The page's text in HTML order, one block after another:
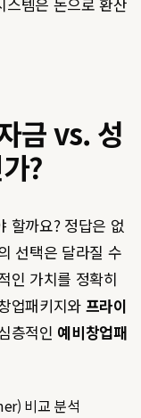
금 vs. 성
?
할까요? 정답은 없
선택은 달라질 수
인 가치를 정확히
업패키지와 프라이
층적인 예비창업패
비교 분석